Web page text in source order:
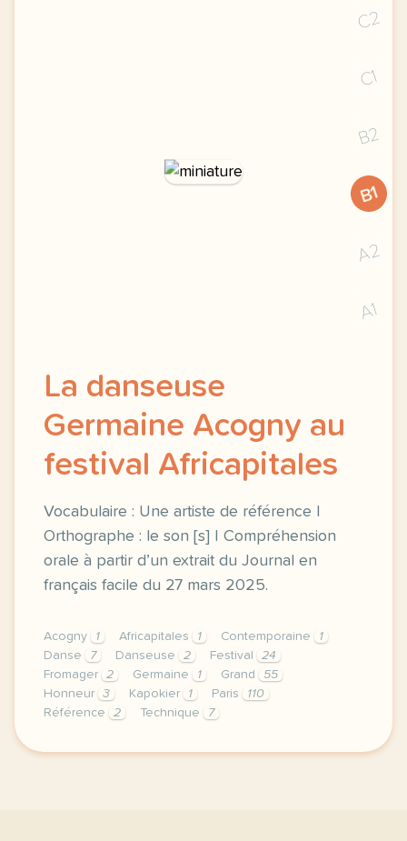
C2
C1
B2
B1
A2
A1
La danseuse
Germaine Acogny au
festival Africapitales
Vocabulaire : Une artiste de référence |
Orthographe : le son [s] | Compréhension
orale à partir d’un extrait du Journal en
français facile du 27 mars 2025.
Acogny 1 Africapitales 1 Contemporaine
1
Danse
7 Danseuse 2 Festival
24
Fromager
2 Germaine 1 Grand
55
Honneur
3 Kapokier 1 Paris
110
Référence
2 Technique 7
exercice b1 la danseuse germaine acogny au